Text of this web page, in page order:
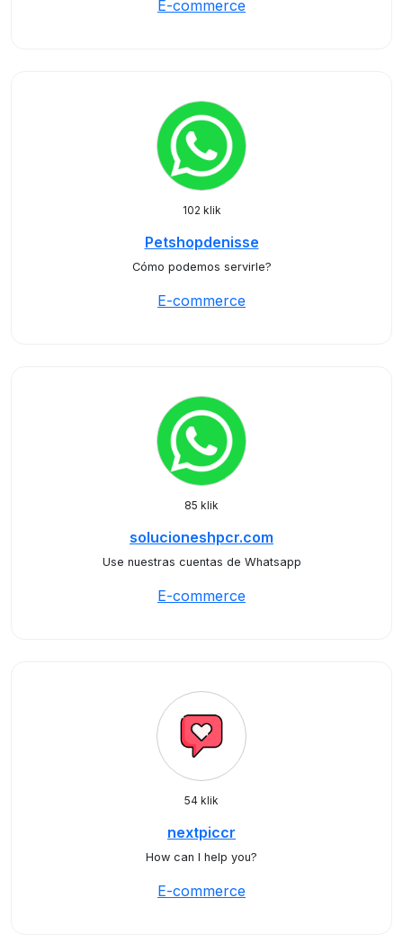
E-commerce
102 klik
Petshopdenisse
Cómo podemos servirle?
E-commerce
85 klik
solucioneshpcr.com
Use nuestras cuentas de Whatsapp
E-commerce
54 klik
nextpiccr
How can I help you?
E-commerce